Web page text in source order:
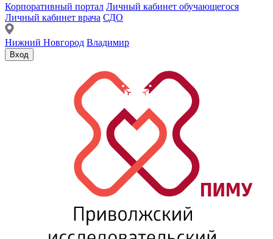
Корпоративный портал Личный кабинет обучающегося
Личный кабинет врача СДО
Нижний Новгород Владимир
Вход